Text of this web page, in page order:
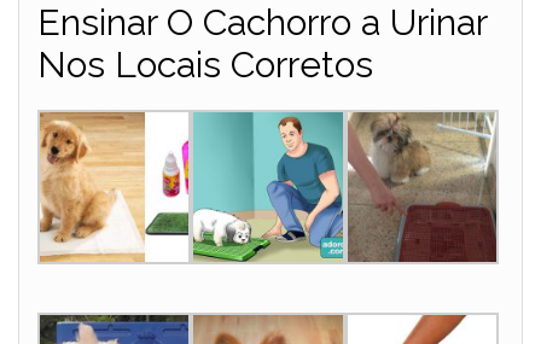
Ensinar O Cachorro a Urinar
Nos Locais Corretos